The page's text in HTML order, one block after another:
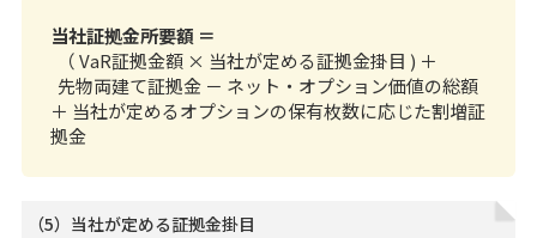
当社証拠金所要額 ＝
（ VaR証拠金額 × 当社が定める証拠金掛目 ) ＋
先物両建て証拠金 － ネット・オプション価値の総額
＋ 当社が定めるオプションの保有枚数に応じた割増証
拠金
（5）当社が定める証拠金掛目